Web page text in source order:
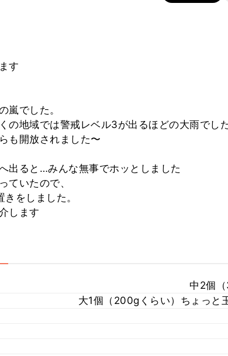
す
嵐でした。
の地域では警戒レベル3が出るほどの大雨でし
も開放されました〜
出ると…みんな無事でホッとしました
ていたので、
をしました。
します
中2個（
大1個（200gくらい）ちょっと